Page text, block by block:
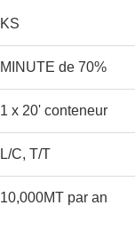
KS
MINUTE de 70%
1 x 20' conteneur
L/C, T/T
10,000MT par an